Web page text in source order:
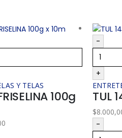
Y TELAS
100g
-
+
TUL
$
-